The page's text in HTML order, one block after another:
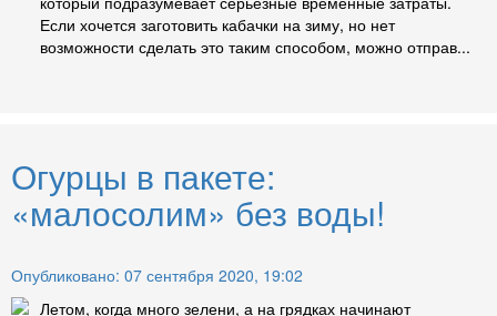
Если хочется заготовить кабачки на зиму, но нет
возможности сделать это таким способом, можно отправ...
Огурцы в пакете:
«малосолим» без воды!
Опубликовано: 07 сентября 2020, 19:02
Летом, когда много зелени, а на грядках начинают